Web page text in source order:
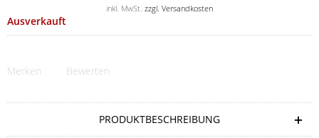
inkl. MwSt. zzgl. Versandkosten
Ausverkauft
Merken Bewerten
PRODUKTBESCHREIBUNG